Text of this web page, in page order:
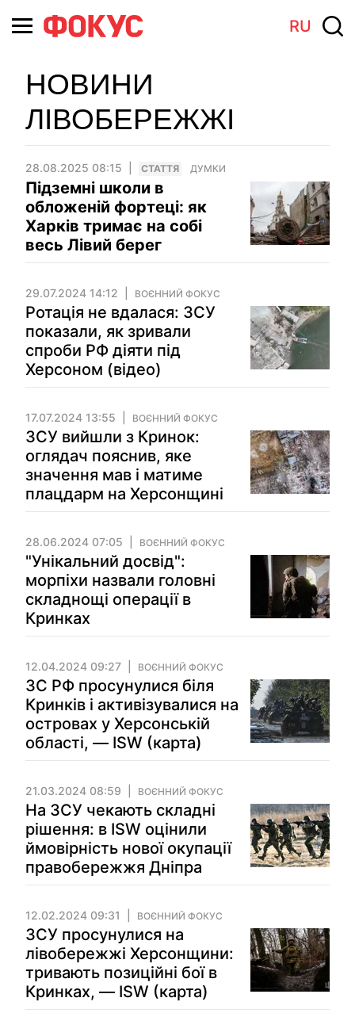
RU
НОВИНИ
ЛІВОБЕРЕЖЖІ
28.08.2025 08:15 СТАТТЯ ДУМКИ
Підземні школи в
обложеній фортеці: як
Харків тримає на собі
весь Лівий берег
29.07.2024 14:12 ВОЄННИЙ ФОКУС
Ротація не вдалася: ЗСУ
показали, як зривали
спроби РФ діяти під
Херсоном (відео)
17.07.2024 13:55 ВОЄННИЙ ФОКУС
ЗСУ вийшли з Кринок:
оглядач пояснив, яке
значення мав і матиме
плацдарм на Херсонщині
28.06.2024 07:05 ВОЄННИЙ ФОКУС
"Унікальний досвід":
морпіхи назвали головні
складнощі операції в
Кринках
12.04.2024 09:27 ВОЄННИЙ ФОКУС
ЗС РФ просунулися біля
Кринків і активізувалися на
островах у Херсонській
області, — ISW (карта)
21.03.2024 08:59 ВОЄННИЙ ФОКУС
На ЗСУ чекають складні
рішення: в ISW оцінили
ймовірність нової окупації
правобережжя Дніпра
12.02.2024 09:31 ВОЄННИЙ ФОКУС
ЗСУ просунулися на
лівобережжі Херсонщини:
тривають позиційні бої в
Кринках, — ISW (карта)